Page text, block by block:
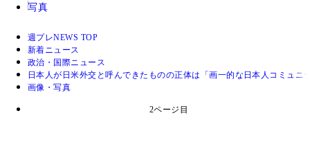
写真
週プレNEWS TOP
新着ニュース
政治・国際ニュース
日本人が日米外交と呼んできたものの正体は「画一的な日本人コミュ
画像・写真
2ページ目